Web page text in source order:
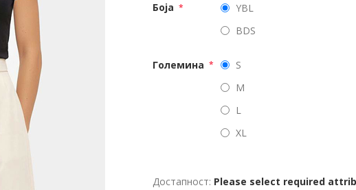
Боја *
YBL
BDS
Големина *
S
M
L
XL
Достапност: Please select required